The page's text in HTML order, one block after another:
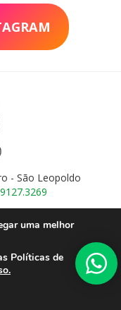
- São Leopoldo
uma melhor
Políticas de
.